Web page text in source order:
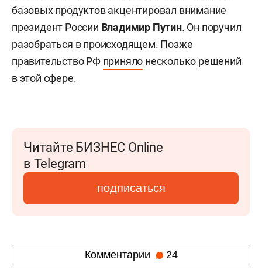
базовых продуктов акцентировал внимание
президент России Владимир Путин. Он поручил
разобраться в происходящем. Позже
правительство РФ приняло несколько решений
в этой сфере.
Читайте БИЗНЕС Online
в Telegram
подписаться
Комментарии 24